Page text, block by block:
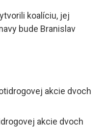
koalíciu, jej
bude Branislav
akcie dvoch